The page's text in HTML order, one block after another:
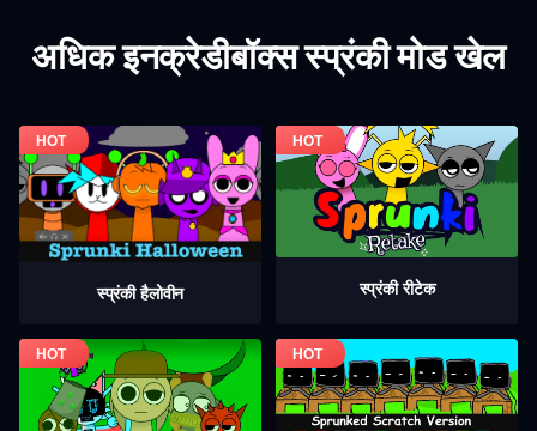
अधिक इनक्रेडीबॉक्स स्प्रंकी मोड खेल
स्प्रंकी हैलोवीन स्प्रंकी रीटेक